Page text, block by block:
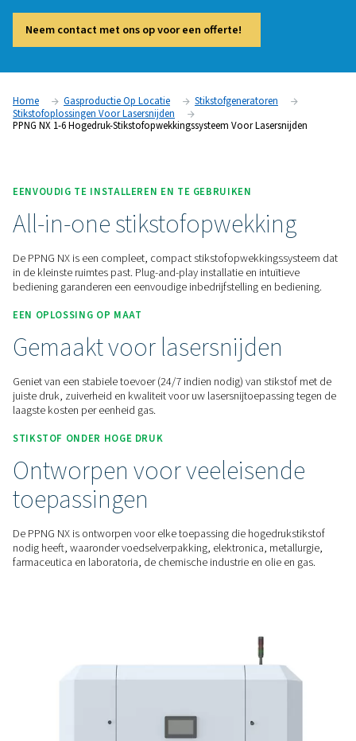
PPNG NX 1-6
hoge druk dat speciaal is ontworpen voor veeleisende
zoals lasersnijden, wat zorgt voor sneller snijden en
Neem contact met ons op voor een offerte!
Home Gasproductie Op Locatie
Stikstofgeneratoren
Stikstofoplossingen Voor Lasersnijden
EENVOUDIG TE INSTALLEREN EN TE GEBRUIKEN
All-in-one
De PPNG NX is een compleet, compact
in de kleinste ruimtes past. Plug-and-play installatie en
bediening garanderen een eenvoudige inbedrijfstelling en
EEN OPLOSSING OP MAAT
Gemaakt voor lasersnijden
juiste druk, zuiverheid en kwaliteit voor uw